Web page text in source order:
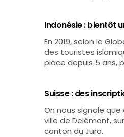
Indonésie : bientôt
En 2019, selon le
des touristes
place depuis 5 ans,
Suisse : des
On nous signale
ville de Delémont,
canton du Jura.